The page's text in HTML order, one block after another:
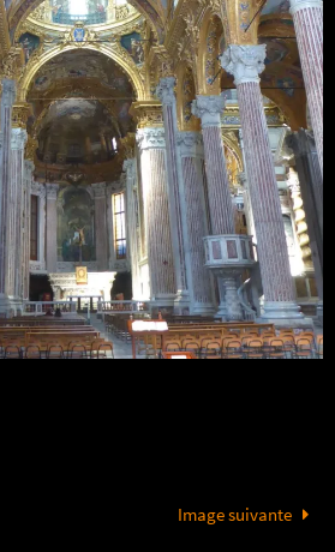
Image suivante